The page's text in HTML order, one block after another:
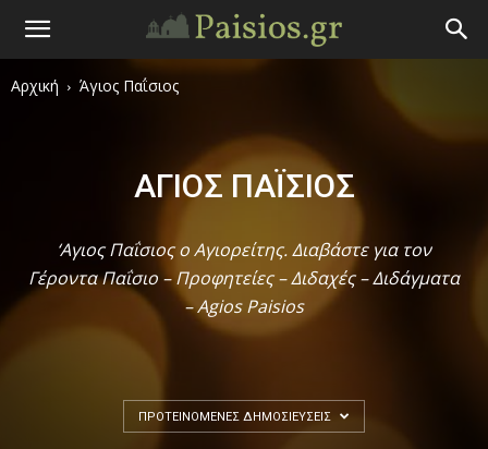
Άγιος
Γέροντας
Πάτερ
Αρχική Άγιος Παΐσιος
ΆΓΙΟΣ ΠΑΪ́ΣΙΟΣ
‘Αγιος Παΐσιος ο Αγιορείτης. Διαβάστε για τον
Γέροντα Παΐσιο – Προφητείες – Διδαχές – Διδάγματα
– Agios Paisios
ΠΡΟΤΕΙΝΌΜΕΝΕΣ ΔΗΜΟΣΙΕΎΣΕΙΣ